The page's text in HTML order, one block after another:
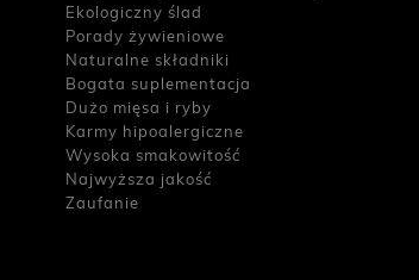
Ekologiczny ślad
Porady żywieniowe
Naturalne składniki
Bogata suplementacja
Dużo mięsa i ryby
Karmy hipoalergiczne
Wysoka smakowitość
Najwyższa jakość
Zaufanie